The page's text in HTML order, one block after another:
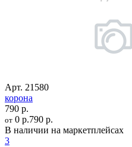
Арт. 21580
корона
790 р.
от 0 р.790 р.
В наличии на маркетплейсах
3